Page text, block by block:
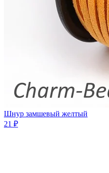
Шнур замшевый желтый
21 ₽